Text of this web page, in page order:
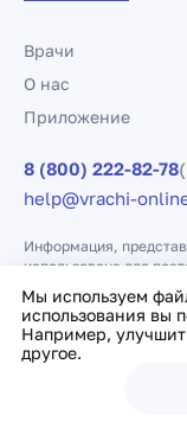
Мы используем
использования вы
Например,
другое.
Врачи
О нас
Приложение
8 (800) 222-82-78
help@vrachi-
Информация,
использована для
заменяет прием врача.
Политика